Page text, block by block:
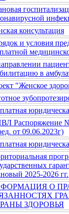
консультация
и условия
в
"Женское
Распоряжение
от 09.06.2023г)
2025-2026 гг.
О
ЗДОРОВЬЯ